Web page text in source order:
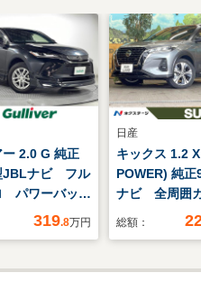
ー 2.0 G 純正
JBLナビ フル
パワーバック
パワーシート
ルーズコント
319.8万円
日産
キックス 1.2
POWER) 純正
ナビ 全周囲
プロパイロ
ジタルインナ
総額：